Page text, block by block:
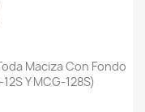
Maciza Con Fondo
Y MCG-128S)